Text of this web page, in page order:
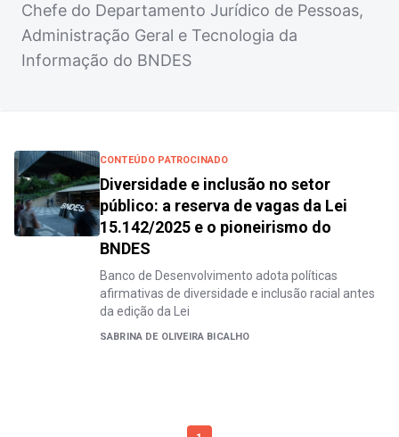
Chefe do Departamento Jurídico de Pessoas,
Administração Geral e Tecnologia da
Informação do BNDES
CONTEÚDO PATROCINADO
Diversidade e inclusão no setor
público: a reserva de vagas da Lei
15.142/2025 e o pioneirismo do
BNDES
Banco de Desenvolvimento adota políticas
afirmativas de diversidade e inclusão racial antes
da edição da Lei
SABRINA DE OLIVEIRA BICALHO